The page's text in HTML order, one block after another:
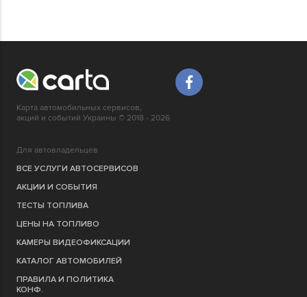
Карта автомобильных сервисов,
акций и событий Украины © 2018 - 2026
Для автовладельцев
ВСЕ УСЛУГИ АВТОСЕРВИСОВ
АКЦИИ И СОБЫТИЯ
ТЕСТЫ ТОПЛИВА
ЦЕНЫ НА ТОПЛИВО
КАМЕРЫ ВИДЕОФИКСАЦИИ
КАТАЛОГ АВТОМОБИЛЕЙ
ПРАВИЛА И ПОЛИТИКА
КОНФ.